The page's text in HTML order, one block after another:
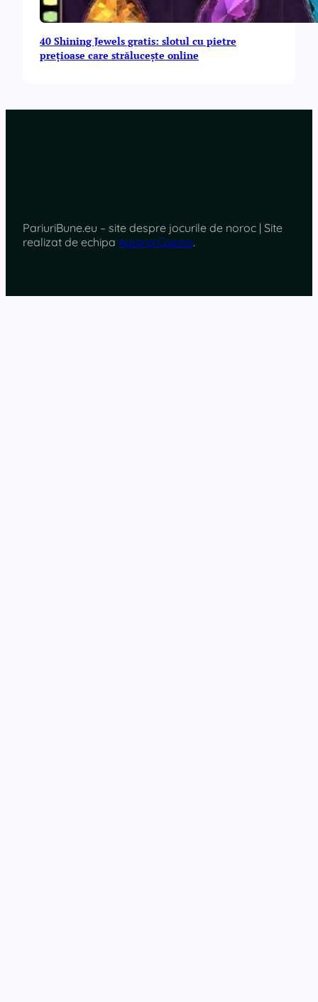
40 Shining Jewels gratis: slotul cu pietre
prețioase care strălucește online
PariuriBune.eu – site despre jocurile de noroc | Site
realizat de echipa Aurora Casino.